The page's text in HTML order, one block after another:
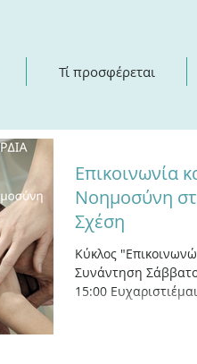
Τί προσφέρεται
Επικοινωνία
Νοημοσύνη
Σχέση
Κύκλος
Συνάντηση
15:00